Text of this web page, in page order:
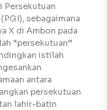
Persekutuan
sebagaimana
X di Ambon pada
“persekutuan”
istilah
antara
persekutuan
lahir-batin